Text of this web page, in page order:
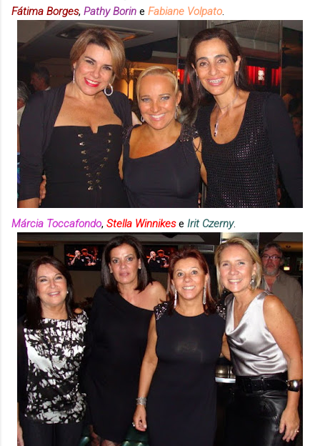
Fátima Borges, Pathy Borin e Fabiane Volpato
Márcia Toccafondo, Stella Winnikese Irit Czerny.